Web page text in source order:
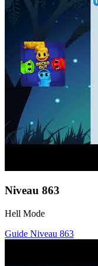
Niveau 863
Hell Mode
Guide Niveau 863